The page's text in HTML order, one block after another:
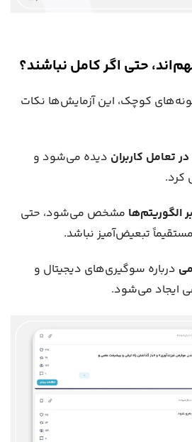
حتی اگر کامل نباشند؟
کوچک، این آزمایش‌ها نکات
تعامل کاربران دیده می‌شود و
کرد.
الگوریتم‌ها مشخص می‌شود، حتی
تبعیض‌آمیز نباشد.
درباره سوگیری‌های دیجیتال و
ایجاد می‌شود.